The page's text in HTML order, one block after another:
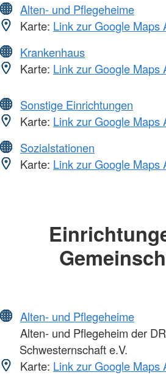
Alten- und Pflegeheime
Karte: Link zur Google Maps
Krankenhaus
Karte: Link zur Google Maps
Sonstige Einrichtungen
Karte: Link zur Google Maps
Sozialstationen
Karte: Link zur Google Maps
Alten- und Pflegeheime
Alten- und Pflegeheim der
Schwesternschaft e.V.
Karte: Link zur Google Maps